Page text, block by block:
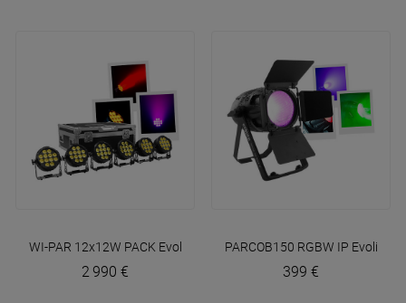
WI-PAR 12x12W PACK Evolite
2 990 €
PARCOB150 RGBW IP Evolite
399 €